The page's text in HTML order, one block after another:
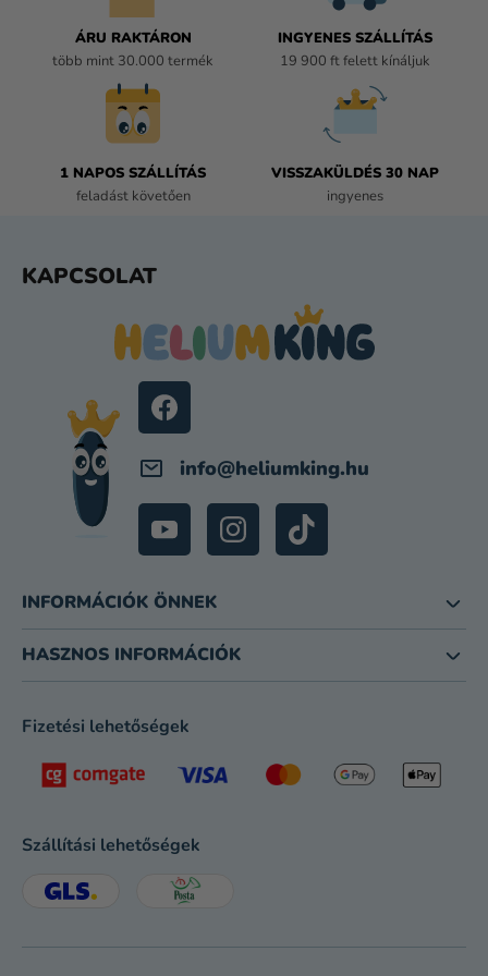
ÁRU RAKTÁRON
több mint 30.000 termék
INGYENES SZÁLLÍTÁS
19 900 ft felett kínáljuk
1 NAPOS SZÁLLÍTÁS
feladást követően
VISSZAKÜLDÉS 30 NAP
ingyenes
KAPCSOLAT
info@heliumking.hu
INFORMÁCIÓK ÖNNEK
HASZNOS INFORMÁCIÓK
Fizetési lehetőségek
Szállítási lehetőségek